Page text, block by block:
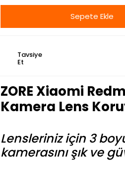
Sepete Ekle
Tavsiye
Et
ZORE Xiaomi
Kamera Lens
Lensleriniz için 3
kamerasını şık ve